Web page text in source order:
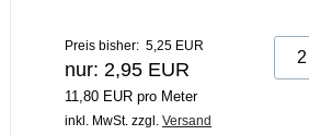
Preis bisher: 5,25 EUR
nur: 2,95 EUR
11,80 EUR pro Meter
inkl. MwSt. zzgl. Versand